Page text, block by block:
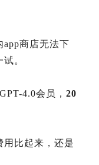
app商店无法下
。
4.0会员， 20
用比起来，还是